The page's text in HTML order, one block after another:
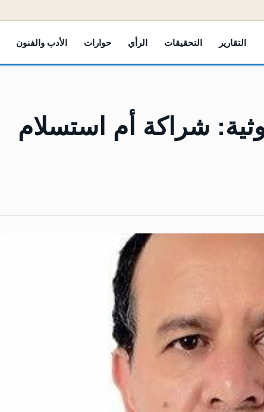
التقارير التحقيقات الرأي حوارات الأدب والفنون
شراكة أم استسلام